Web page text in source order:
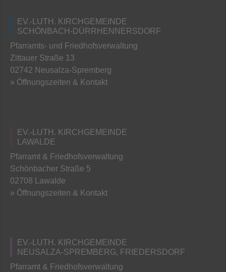
EV.-LUTH. KIRCHGEMEINDE
SCHÖNBACH-DÜRRHENNERSDORF
Pfarramts- und Friedhofsverwaltung
Zittauer Straße 13
02742 Neusalza-Spremberg
» Öffnungszeiten & Kontakt
EV.-LUTH. KIRCHGEMEINDE
LAWALDE
Pfarramt & Friedhofsverwaltung
Schönbacher Straße 5
02708 Lawalde
» Öffnungszeiten & Kontakt
EV.-LUTH. KIRCHGEMEINDE
NEUSALZA-SPREMBERG, FRIEDERSDORF
Pfarramt & Friedhofsverwaltung